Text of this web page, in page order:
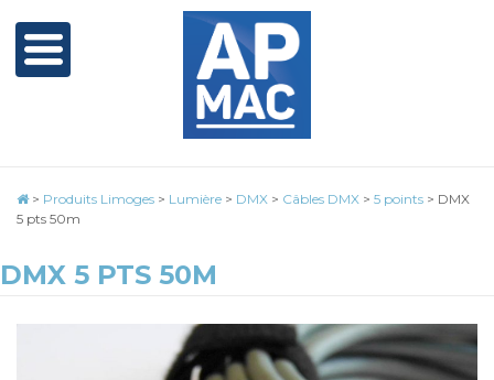
> Produits Limoges > Lumière > DMX > Câbles DMX > 5 points > DMX
5 pts 50m
DMX 5 PTS 50M